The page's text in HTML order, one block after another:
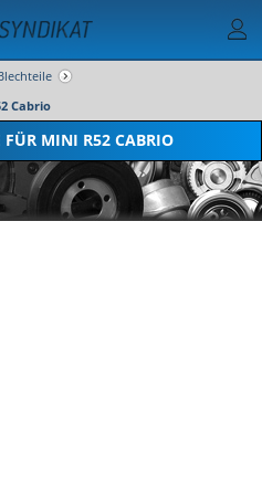
Cabrio
FÜR MINI R52 CABRIO